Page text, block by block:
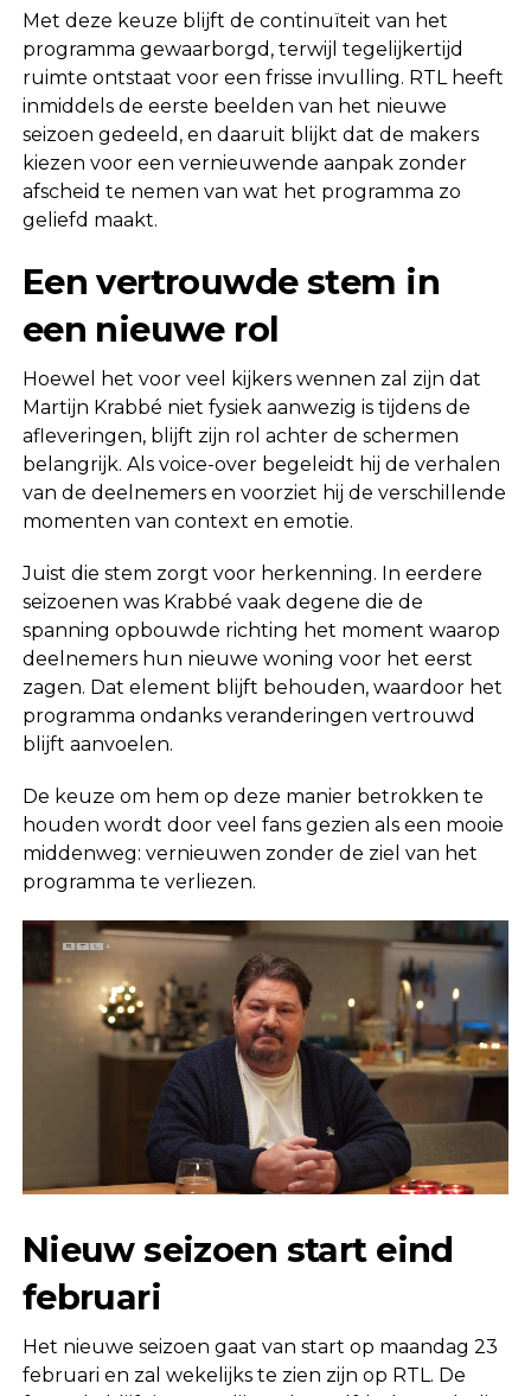
Met deze keuze blijft de continuïteit van het
programma gewaarborgd, terwijl tegelijkertijd
ruimte ontstaat voor een frisse invulling. RTL heeft
inmiddels de eerste beelden van het nieuwe
seizoen gedeeld, en daaruit blijkt dat de makers
kiezen voor een vernieuwende aanpak zonder
afscheid te nemen van wat het programma zo
geliefd maakt.
Een vertrouwde stem in
een nieuwe rol
Hoewel het voor veel kijkers wennen zal zijn dat
Martijn Krabbé niet fysiek aanwezig is tijdens de
afleveringen, blijft zijn rol achter de schermen
belangrijk. Als voice-over begeleidt hij de verhalen
van de deelnemers en voorziet hij de verschillende
momenten van context en emotie.
Juist die stem zorgt voor herkenning. In eerdere
seizoenen was Krabbé vaak degene die de
spanning opbouwde richting het moment waarop
deelnemers hun nieuwe woning voor het eerst
zagen. Dat element blijft behouden, waardoor het
programma ondanks veranderingen vertrouwd
blijft aanvoelen.
De keuze om hem op deze manier betrokken te
houden wordt door veel fans gezien als een mooie
middenweg: vernieuwen zonder de ziel van het
programma te verliezen.
Nieuw seizoen start eind
februari
Het nieuwe seizoen gaat van start op maandag 23
februari en zal wekelijks te zien zijn op RTL. De